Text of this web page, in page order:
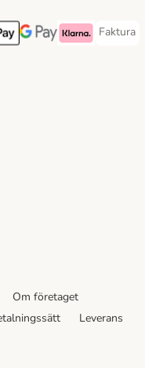
Method
Pay Payment Method
Googple Pay Payment
Klarna Payment
Faktura
Faktura
Om företaget
Leverans